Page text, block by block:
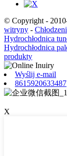
© Copyright -
witryny -
Hydrochłodnica
Hydrochłodnica
produkty
Wyślij e-mail
8615920633487
X